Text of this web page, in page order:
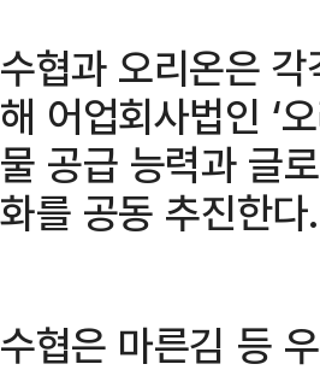
수협과 오리온은
해 어업회사법인 ‘
물 공급 능력과 글
화를 공동 추진한다.
수협은 마른김 등